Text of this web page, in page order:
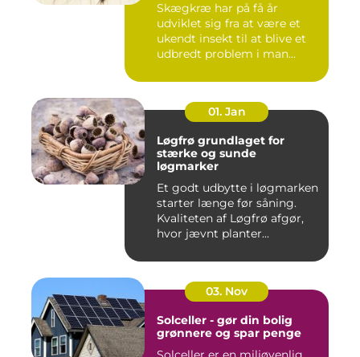
Skægkræ har på få år
udviklet sig fra at være et
ukendt insekt til at blive et
udbredt problem i man...
01. Jan
Løgfrø grundlaget for
stærke og sunde
løgmarker
Et godt udbytte i løgmarken
starter længe før såning.
Kvaliteten af Løgfrø afgør,
hvor jævnt planter...
03. Nov
Solceller - gør din bolig
grønnere og spar penge